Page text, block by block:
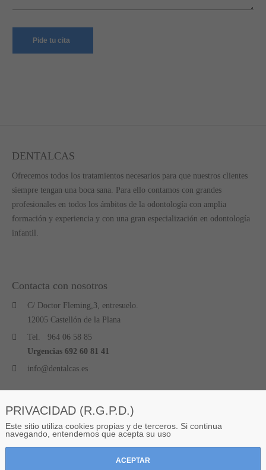
Pide tu cita
DENTALCAS
Ofrecemos todos los tratamientos necesarios para que nuestros clientes
siempre tengan una boca sana. Para ello contamos con grandes
profesionales en todos los ámbitos de la odontología con amplia
formación y experiencia y con una gran especialización en odontología
infantil.
Contacta con nosotros
C/ Doctor Fleming,3, entresuelo.
12005 Castellón de la Plana
Tel. 964 06 58 85
Urgencias 692 60 81 41
info@dentalcas.es
PRIVACIDAD (R.G.P.D.)
Este sitio utiliza cookies propias y de terceros. Si continua
navegando, entendemos que acepta su uso